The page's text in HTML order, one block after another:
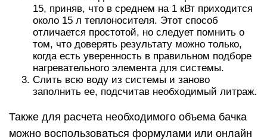
15, приняв, что в среднем на 1 кВт приходится
около 15 л теплоносителя. Этот способ
отличается простотой, но следует помнить о
том, что доверять результату можно только,
когда есть уверенность в правильном подборе
нагревательного элемента для системы.
Слить всю воду из системы и заново
заполнить ее, подсчитав необходимый литраж.
Также для расчета необходимого объема бачка
можно воспользоваться формулами или онлайн